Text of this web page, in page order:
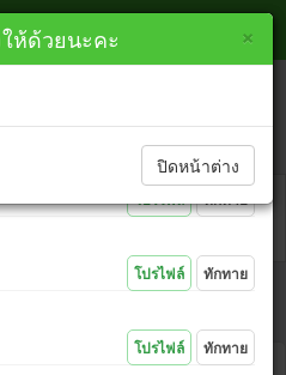
ดยเด็ดขาด เพราะ IP ที่ท่านโพสต์
ต้องยอมรับในการกระทำของตัวเอง
×
โปรไฟล์ ทักทาย
โปรไฟล์ ทักทาย
โปรไฟล์ ทักทาย
×
ห้ด้วยนะคะ
ปิดหน้าต่าง